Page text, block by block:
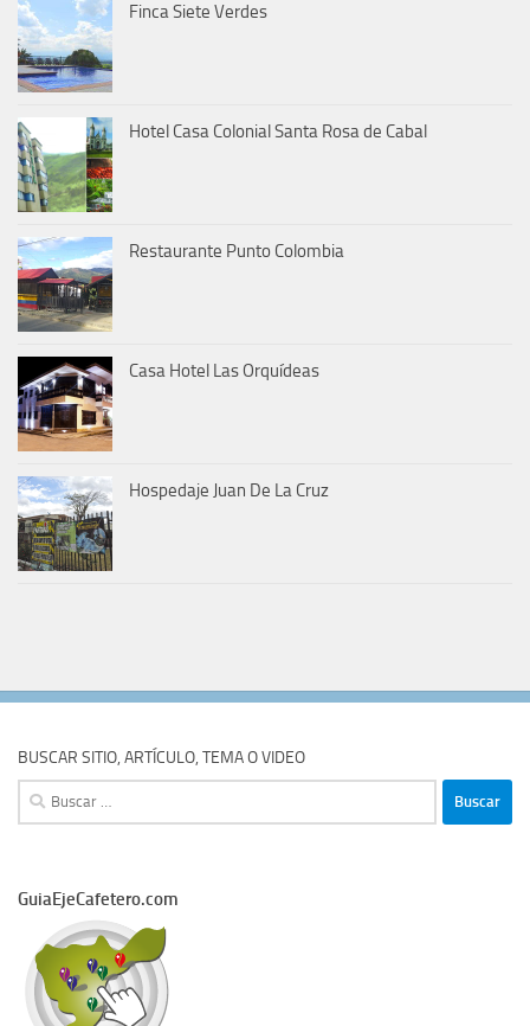
Finca Siete Verdes
Hotel Casa Colonial Santa Rosa de Cabal
Restaurante Punto Colombia
Casa Hotel Las Orquídeas
Hospedaje Juan De La Cruz
BUSCAR SITIO, ARTÍCULO, TEMA O VIDEO
Buscar:
GuiaEjeCafetero.com